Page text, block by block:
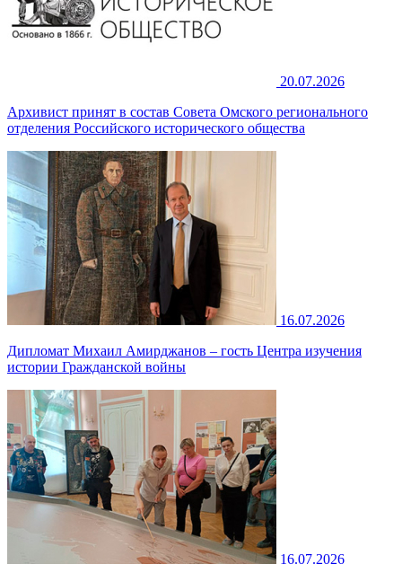
20.07.2026
Архивист принят в состав Совета Омского регионального
отделения Российского исторического общества
16.07.2026
Дипломат Михаил Амирджанов – гость Центра изучения
истории Гражданской войны
16.07.2026